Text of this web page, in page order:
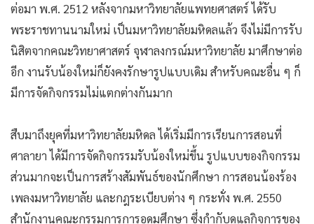
ต่อมา พ.ศ. 2512 หลังจากมหาวิทยาลัยแพทยศาสตร์ ได้รับ
พระราชทานนามใหม่ เป็นมหาวิทยาลัยมหิดลแล้ว จึงไม่มีการรับ
นิสิตจากคณะวิทยาศาสตร์ จุฬาลงกรณ์มหาวิทยาลัย มาศึกษาต่อ
อีก งานรับน้องใหม่ก็ยังคงรักษารูปแบบเดิม สำหรับคณะอื่น ๆ ก็
มีการจัดกิจกรรมไม่แตกต่างกันมาก
สืบมาถึงยุคที่มหาวิทยาลัยมหิดล ได้เริ่มมีการเรียนการสอนที่
ศาลายา ได้มีการจัดกิจกรรมรับน้องใหม่ขึ้น รูปแบบของกิจกรรม
ส่วนมากจะเป็นการสร้างสัมพันธ์ของนักศึกษา การสอนน้องร้อง
เพลงมหาวิทยาลัย และกฎระเบียบต่าง ๆ กระทั่ง พ.ศ. 2550
สำนักงานคณะกรรมการการอุดมศึกษา ซึ่งกำกับดูแลกิจการของ